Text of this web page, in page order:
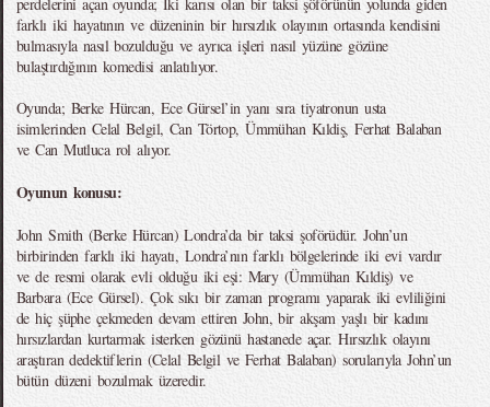
farklı iki hayatının ve düzeninin bir hırsızlık olayının ortasında kendisini
bulmasıyla nasıl bozulduğu ve ayrıca işleri nasıl yüzüne gözüne
bulaştırdığının komedisi anlatılıyor.
Oyunda; Berke Hürcan, Ece Gürsel’in yanı sıra tiyatronun usta
isimlerinden Celal Belgil, Can Törtop, Ümmühan Kıldiş, Ferhat Balaban
ve Can Mutluca rol alıyor.
Oyunun konusu:
John Smith (Berke Hürcan) Londra’da bir taksi şoförüdür. John’un
birbirinden farklı iki hayatı, Londra’nın farklı bölgelerinde iki evi vardır
ve de resmi olarak evli olduğu iki eşi: Mary (Ümmühan Kıldiş) ve
Barbara (Ece Gürsel). Çok sıkı bir zaman programı yaparak iki evliliğini
de hiç şüphe çekmeden devam ettiren John, bir akşam yaşlı bir kadını
hırsızlardan kurtarmak isterken gözünü hastanede açar. Hırsızlık olayını
araştıran dedektiflerin (Celal Belgil ve Ferhat Balaban) sorularıyla John’un
bütün düzeni bozulmak üzeredir.